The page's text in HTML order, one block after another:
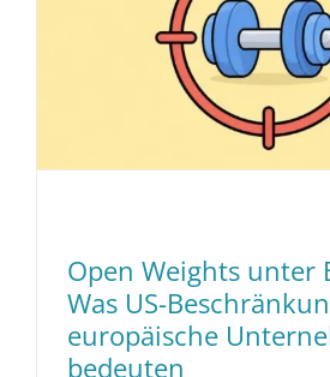
Open Weights unter
Was US-
europäische
bedeuten